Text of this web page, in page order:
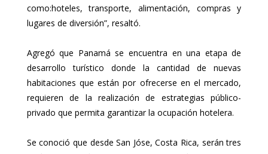
como:hoteles, transporte, alimentación, compras y
lugares de diversión”, resaltó.
Agregó que Panamá se encuentra en una etapa de
desarrollo turístico donde la cantidad de nuevas
habitaciones que están por ofrecerse en el mercado,
requieren de la realización de estrategias público-
privado que permita garantizar la ocupación hotelera.
Se conoció que desde San Jóse, Costa Rica, serán tres